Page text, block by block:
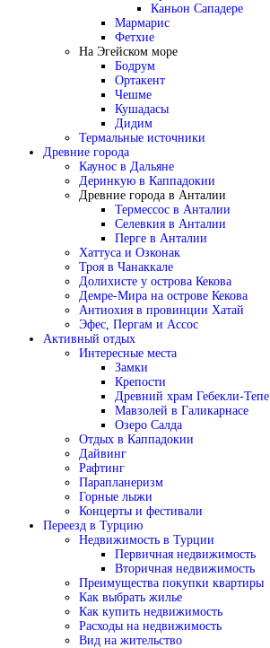
Каньон Сападере
Мармарис
Фетхие
На Эгейском море
Бодрум
Ортакент
Чешме
Кушадасы
Дидим
Термальные источники
Древние города
Каунос в Дальяне
Деринкую в Каппадокии
Древние города в Анталии
Термессос в Анталии
Селевкия в Анталии
Перге в Анталии
Хаттуса и Озконак
Троя в Чанаккале
Долихисте у острова Кекова
Демре-Мира на острове Кекова
Антиохия в провинции Хатай
Эфес, Пергам и Ассос
Активный отдых
Интересные места
Замки
Крепости
Древний храм Гебекли-Тепе
Мавзолей в Галикарнасе
Озеро Салда
Отдых в Каппадокии
Дайвинг
Рафтинг
Парапланеризм
Горные лыжи
Концерты и фестивали
Переезд в Турцию
Недвижимость в Турции
Первичная недвижимость
Вторичная недвижимость
Преимущества покупки квартиры
Как выбрать жилье
Как купить недвижимость
Расходы на недвижимость
Вид на жительство